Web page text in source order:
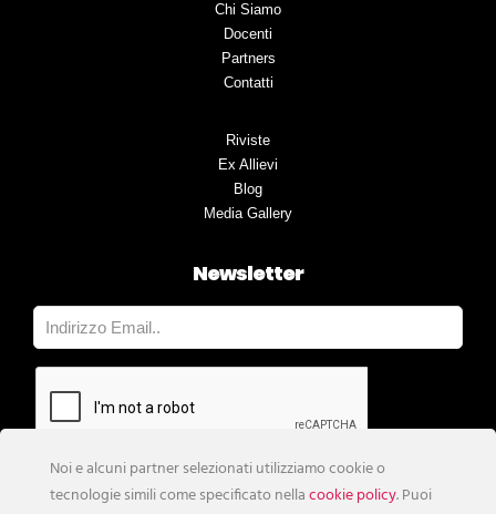
Chi Siamo
Docenti
Partners
Contatti
Riviste
Ex Allievi
Blog
Media Gallery
Newsletter
Noi e alcuni partner selezionati utilizziamo cookie o
tecnologie simili come specificato nellacookie policy. Puoi